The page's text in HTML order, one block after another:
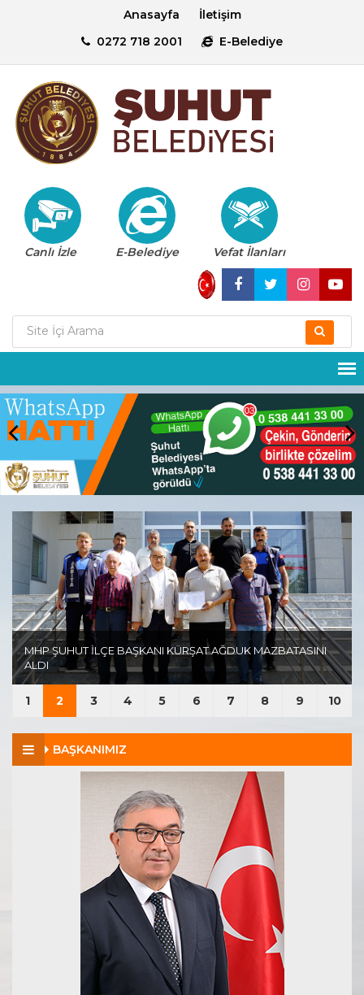
Anasayfa
İletişim
0272 718 2001
E-Belediye
Canlı İzle E-Belediye Vefat İlanları
MHP ŞUHUT İLÇE BAŞKANI KÜRŞAT AĞDUK MAZBATASINI
ALDI
1 2 3 4 5 6 7 8 9 10
BAŞKANIMIZ